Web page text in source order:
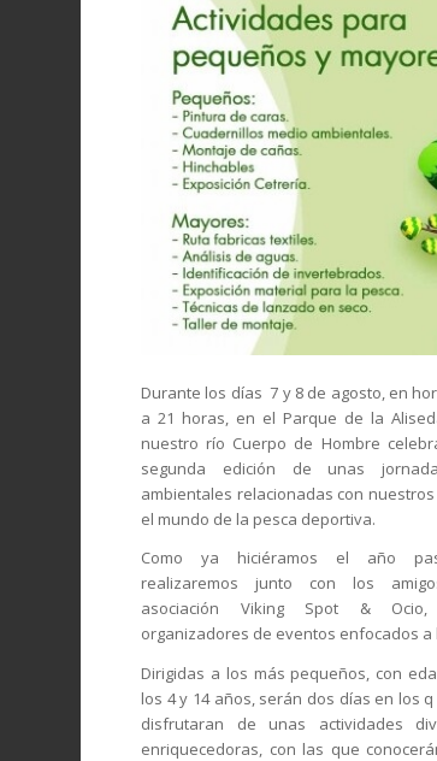
Durante los días 7 y 8 de agosto, en
a 21 horas, en el Parque de la
nuestro río Cuerpo de Hombre
segunda edición de unas
ambientales relacionadas con
el mundo de la pesca deportiva.
Como ya hiciéramos el año
realizaremos junto con los
asociación Viking Spot & Ocio,
organizadores de eventos enfocados a
Dirigidas a los más pequeños, con
los 4 y 14 años, serán dos días en los
disfrutaran de unas actividades
enriquecedoras, con las que